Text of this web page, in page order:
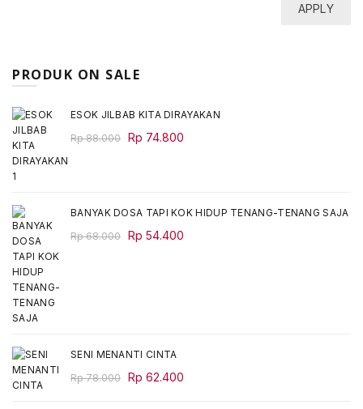
APPLY
PRODUK ON SALE
ESOK JILBAB KITA DIRAYAKAN
Rp88.000 Original
Rp 74.800
BANYAK DOSA TAPI KOK HIDUP TENANG-TENANG SAJA
Rp68.000 Original
Rp 54.400
SENI MENANTI CINTA
Rp78.000 Original
Rp 62.400